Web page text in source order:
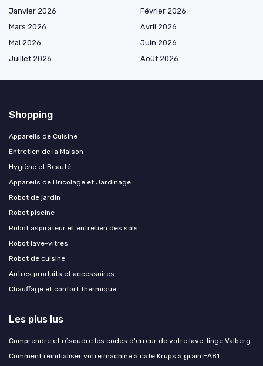
Janvier 2026
Février 2026
Mars 2026
Avril 2026
Mai 2026
Juin 2026
Juillet 2026
Août 2026
Shopping
Appareils de Cuisine
Entretien de la Maison
Hygiène et Beauté
Appareils de Bricolage et Jardinage
Robot de jardin
Robot piscine
Robot aspirateur et entretien des sols
Robot lave-vitres
Robot de cuisine
Autres produits et accessoires
Chauffage et confort thermique
Les plus lus
Comprendre et résoudre les codes d'erreur de votre lave-linge Valberg
Comment réinitialiser votre machine à café Krups à grain EA81